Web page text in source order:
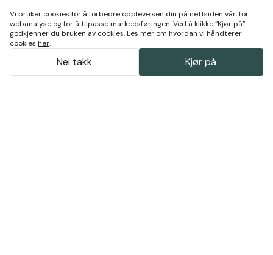
Vi bruker cookies for å forbedre opplevelsen din på nettsiden vår, for
webanalyse og for å tilpasse markedsføringen. Ved å klikke ”Kjør på”
godkjenner du bruken av cookies. Les mer om hvordan vi håndterer
cookies her.
Nei takk Kjør på